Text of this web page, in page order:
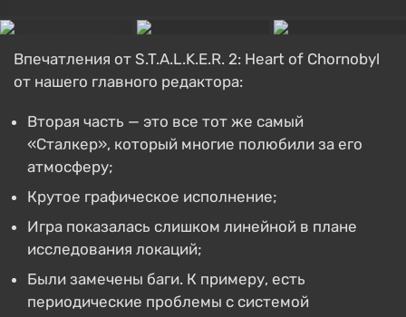
Впечатления от S.T.A.L.K.E.R. 2: Heart of Chornobyl
от нашего главного редактора:
Вторая часть — это все тот же самый
«Сталкер», который многие полюбили за его
атмосферу;
Крутое графическое исполнение;
Игра показалась слишком линейной в плане
исследования локаций;
Были замечены баги. К примеру, есть
периодические проблемы с системой